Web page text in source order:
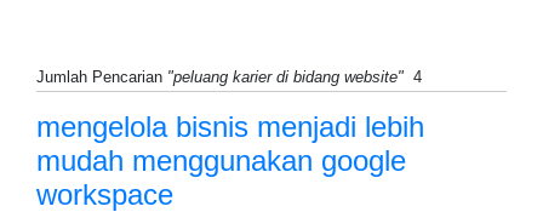
Jumlah Pencarian "peluang karier di bidang website" 4
mengelola bisnis menjadi lebih
mudah menggunakan google
workspace